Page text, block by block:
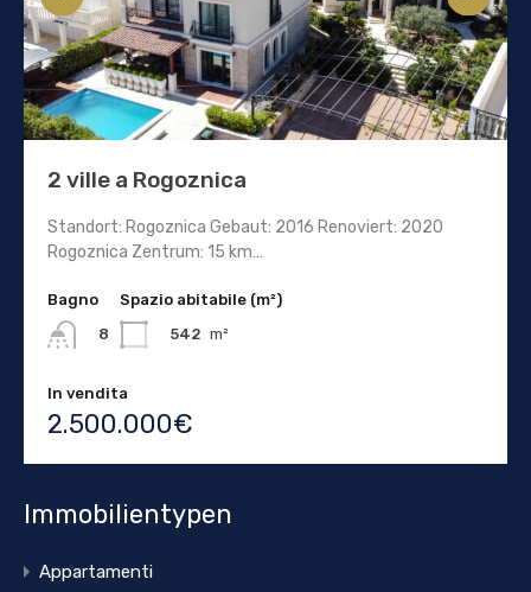
2 ville a Rogoznica
Standort: Rogoznica Gebaut: 2016 Renoviert: 2020
Rogoznica Zentrum: 15 km…
Bagno
8
Spazio abitabile (m²)
542 m²
In vendita
2.500.000€
Immobilientypen
Appartamenti